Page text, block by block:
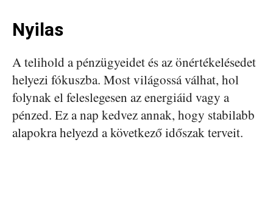
Nyilas
A telihold a pénzügyeidet és az önértékelésedet
helyezi fókuszba. Most világossá válhat, hol
folynak el feleslegesen az energiáid vagy a
pénzed. Ez a nap kedvez annak, hogy stabilabb
alapokra helyezd a következő időszak terveit.